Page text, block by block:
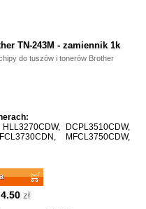
TN-243M - zamiennik 1k
do tuszów i tonerów Brother
DCPL3510CDW,
MFCL3750CDW,
4.50 zł